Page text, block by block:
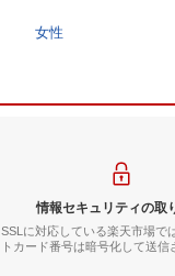
女性
情報セキュリティの取
SSLに対応している楽天市場で
トカード番号は暗号化して送信